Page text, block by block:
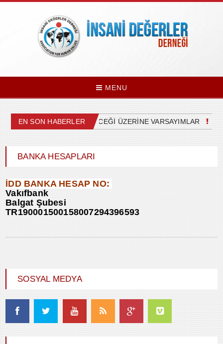
MENU
EN SON HABERLER
SİYASETİN GELECEĞİ ÜZERİNE VARSAYIMLAR
BANKA HESAPLARI
İDD BANKA HESAP NO:
Vakıfbank
Balgat Şubesi
TR190001500158007294396593
SOSYAL MEDYA